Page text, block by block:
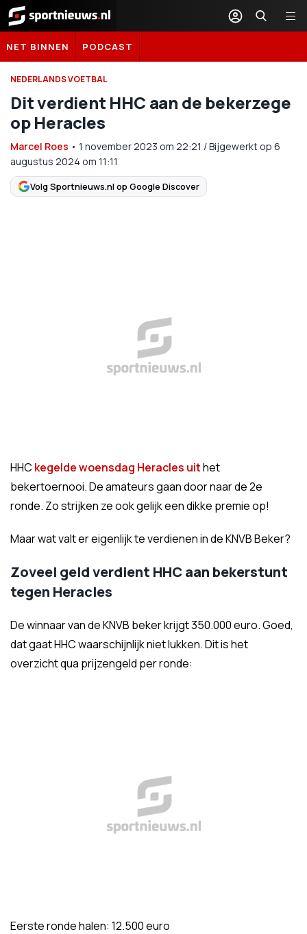
Sportnieuws.nl
NET BINNEN PODCAST
NEDERLANDS VOETBAL
Dit verdient HHC aan de bekerzege
op Heracles
Marcel Roes • 1 november 2023 om 22:21 /Bijgewerkt op 6
augustus 2024 om 11:11
Volg Sportnieuws.nl op Google Discover
HHC kegelde woensdag Heracles uithet
bekertoernooi. De amateurs gaan door naar de 2e
ronde. Zo strijken ze ook gelijk een dikke premie op!
Maar wat valt er eigenlijk te verdienen in de KNVB Beker?
Zoveel geld verdient HHC aan bekerstunt
tegen Heracles
De winnaar van de KNVB beker krijgt 350.000 euro. Goed,
dat gaat HHC waarschijnlijk niet lukken. Dit is het
overzicht qua prijzengeld per ronde:
Eerste ronde halen: 12.500 euro